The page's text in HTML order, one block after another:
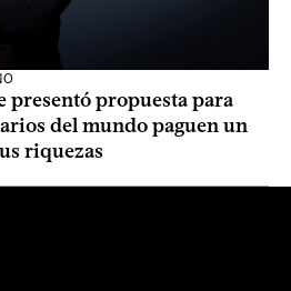
presentó propuesta para
del mundo paguen un
riquezas